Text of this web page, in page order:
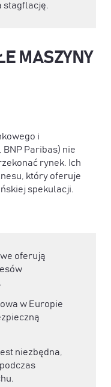
stagflację.
MASZYNY
i
Paribas) nie
rynek. Ich
który oferuje
spekulacji.
oferują
w Europie
niezbędna,